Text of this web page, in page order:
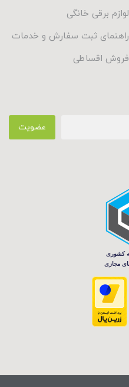
لوازم برقی خانگی
راهنمای ثبت سفارش و خدمات
فروش اقساطی
عضویت